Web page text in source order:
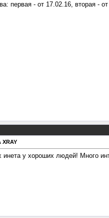
первая - от 17.02.16, вторая -
XRAY
у хороших людей! Много